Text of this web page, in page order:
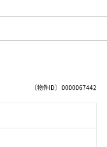
〔物件ID〕 0000067442